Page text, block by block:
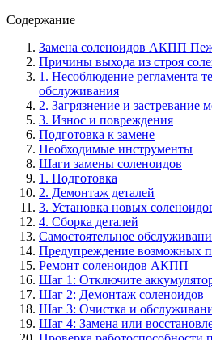
Содержание
Замена соленоидов АКПП
Причины выхода из строя
1. Несоблюдение регламента
обслуживания
2. Загрязнение и застревание
3. Износ и повреждения
Подготовка к замене
Необходимые инструменты
Шаги замены соленоидов
1. Подготовка
2. Демонтаж деталей
3. Установка новых
4. Сборка деталей
Самостоятельное
Предупреждение возможных
Ремонт соленоидов АКПП
Шаг 1: Отключите
Шаг 2: Демонтаж соленоидов
Шаг 3: Очистка и
Шаг 4: Замена или